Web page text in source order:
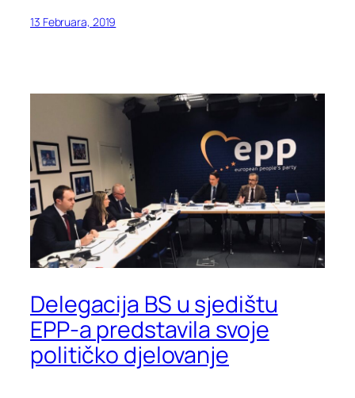
13 Februara, 2019
Delegacija BS u sjedištu
EPP-a predstavila svoje
političko djelovanje